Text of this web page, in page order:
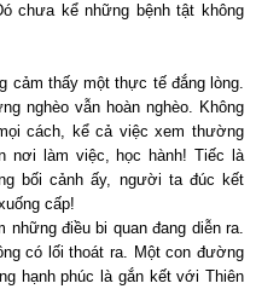
chưa kể những bệnh tật không
cảm thấy một thực tế đắng lòng.
nghèo vẫn hoàn nghèo. Không
cách, kể cả việc xem thường
nơi làm việc, học hành! Tiếc là
bối cảnh ấy, người ta đúc kết
cấp!
những điều bi quan đang diễn ra.
có lối thoát ra. Một con đường
hạnh phúc là gắn kết với Thiên